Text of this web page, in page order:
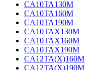
CA10TA130M
CA10TA160M
CA10TA190M
CA10TAX130M
CA10TAX160M
CA10TAX190M
CA12TA(X)160M
CA12TA(X)190M